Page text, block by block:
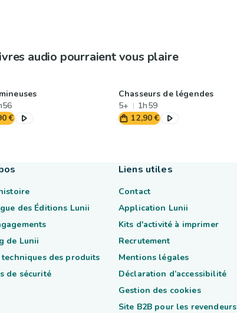
audio pourraient vous plaire
€
Chasseurs de légendes
5+
1h59
12,90 €
des Éditions Lunii
de Lunii
techniques des produits
de sécurité
Liens utiles
Contact
Application Lunii
Kits d'activité à imprimer
Recrutement
Mentions légales
Déclaration d’accessibilité
Gestion des cookies
Site B2B pour les revendeurs